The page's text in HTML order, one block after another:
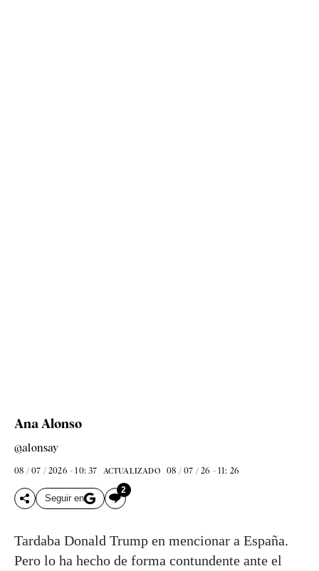
Ana Alonso
@alonsay
08 / 07 / 2026 - 10: 37 ACTUALIZADO 08 / 07 / 26 - 11: 26
Seguir en
2
Tardaba Donald Trump en mencionar a España.
Pero lo ha hecho de forma contundente ante el